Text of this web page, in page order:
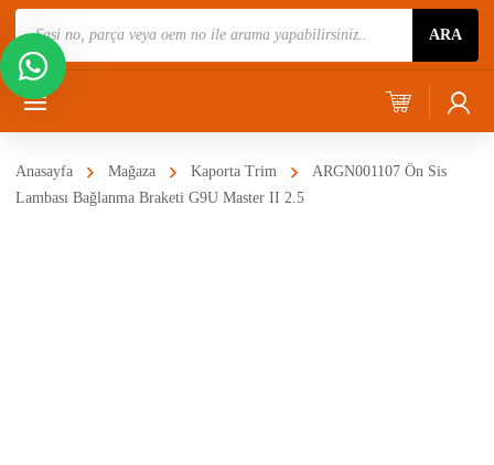
Ara
ARA
Anasayfa Mağaza Kaporta Trim
ARGN001107 Ön Sis
Lambası Bağlanma Braketi G9U Master II 2.5